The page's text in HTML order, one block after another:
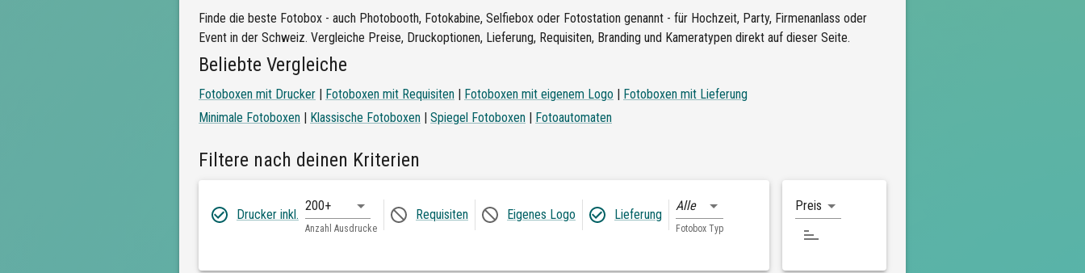
Finde die beste Fotobox - auch Photobooth, Fotokabine, Selfiebox oder Fotostation genannt - für Hochzeit, Party, Firmenanlass oder
Event in der Schweiz. Vergleiche Preise, Druckoptionen, Lieferung, Requisiten, Branding und Kameratypen direkt auf dieser Seite.
Beliebte Vergleiche
Fotoboxen mit Drucker | Fotoboxen mit Requisiten | Fotoboxen mit eigenem Logo | Fotoboxen mit Lieferung
Minimale Fotoboxen
Klassische Fotoboxen Spiegel Fotoboxen Fotoautomaten
Filtere nach deinen Kriterien
Drucker inkl.
200+
Anzahl Ausdrucke
Requisiten Eigenes Logo Lieferung
Alle
Fotobox Typ
Preis